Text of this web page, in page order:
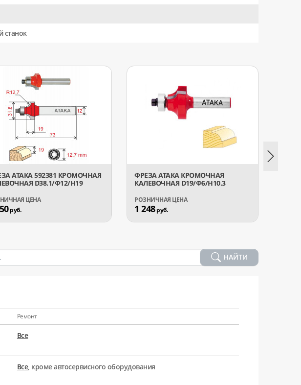
станок
АТАКА 592381 КРОМОЧНАЯ
D38.1/Ф12/H19
руб.
ФРЕЗА АТАКА КРОМОЧНАЯ
КАЛЕВОЧНАЯ D19/Ф6/H10.3
1 248руб.
НАЙТИ
Ремонт
Все
Все, кроме автосервисного оборудования